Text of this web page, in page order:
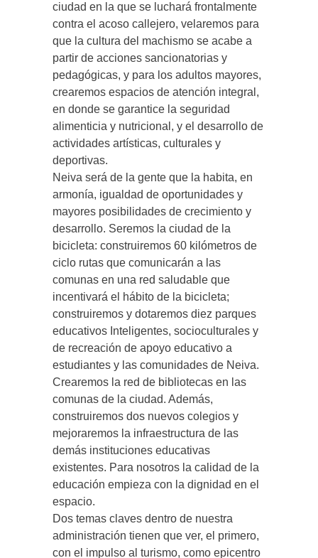
ciudad en la que se luchará frontalmente
contra el acoso callejero, velaremos para
que la cultura del machismo se acabe a
partir de acciones sancionatorias y
pedagógicas, y para los adultos mayores,
crearemos espacios de atención integral,
en donde se garantice la seguridad
alimenticia y nutricional, y el desarrollo de
actividades artísticas, culturales y
deportivas.
Neiva será de la gente que la habita, en
armonía, igualdad de oportunidades y
mayores posibilidades de crecimiento y
desarrollo. Seremos la ciudad de la
bicicleta: construiremos 60 kilómetros de
ciclo rutas que comunicarán a las
comunas en una red saludable que
incentivará el hábito de la bicicleta;
construiremos y dotaremos diez parques
educativos Inteligentes, socioculturales y
de recreación de apoyo educativo a
estudiantes y las comunidades de Neiva.
Crearemos la red de bibliotecas en las
comunas de la ciudad. Además,
construiremos dos nuevos colegios y
mejoraremos la infraestructura de las
demás instituciones educativas
existentes. Para nosotros la calidad de la
educación empieza con la dignidad en el
espacio.
Dos temas claves dentro de nuestra
administración tienen que ver, el primero,
con el impulso al turismo, como epicentro